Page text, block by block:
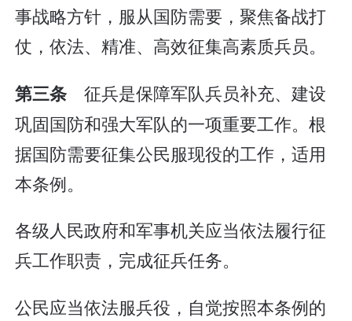
事战略方针，服从国防需要，聚焦备战打
仗，依法、精准、高效征集高素质兵员。
第三条 征兵是保障军队兵员补充、建设
巩固国防和强大军队的一项重要工作。根
据国防需要征集公民服现役的工作，适用
本条例。
各级人民政府和军事机关应当依法履行征
兵工作职责，完成征兵任务。
公民应当依法服兵役，自觉按照本条例的